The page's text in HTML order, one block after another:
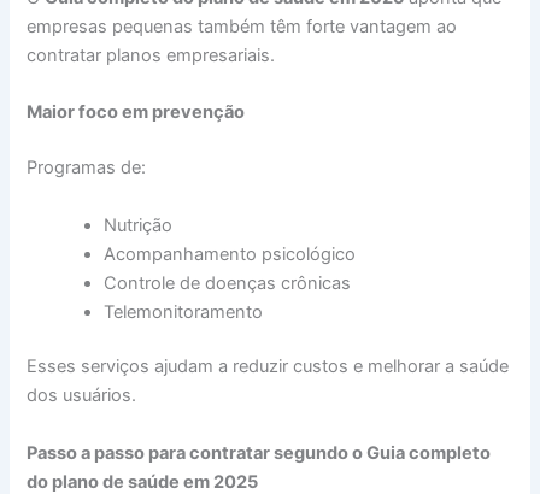
empresas pequenas também têm forte vantagem ao
contratar planos empresariais.
Maior foco em prevenção
Programas de:
Nutrição
Acompanhamento psicológico
Controle de doenças crônicas
Telemonitoramento
Esses serviços ajudam a reduzir custos e melhorar a saúde
dos usuários.
Passo a passo para contratar segundo o Guia completo
do plano de saúde em 2025